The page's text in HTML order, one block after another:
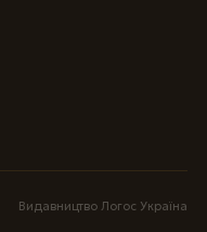
Видавництво Логос Україна